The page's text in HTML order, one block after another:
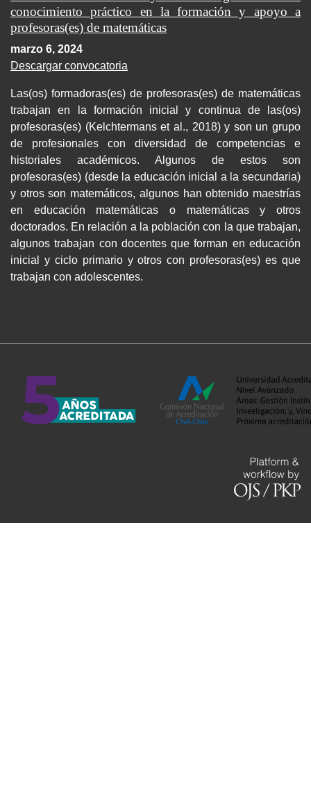
conocimiento práctico en la formación y apoyo a
profesoras(es) de matemáticas
marzo 6, 2024
Descargar convocatoria
Las(os) formadoras(es) de profesoras(es) de matemáticas
trabajan en la formación inicial y continua de las(os)
profesoras(es) (Kelchtermans et al., 2018) y son un grupo
de profesionales con diversidad de competencias e
historiales académicos. Algunos de estos son
profesoras(es) (desde la educación inicial a la secundaria)
y otros son matemáticos, algunos han obtenido maestrías
en educación matemáticas o matemáticas y otros
doctorados. En relación a la población con la que trabajan,
algunos trabajan con docentes que forman en educación
inicial y ciclo primario y otros con profesoras(es) es que
trabajan con adolescentes.